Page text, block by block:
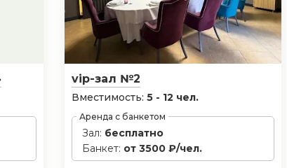
vip-зал №2
Вместимость: 5 - 12 чел.
Аренда с банкетом
Зал: бесплатно
Банкет: от 3500 ₽/чел.